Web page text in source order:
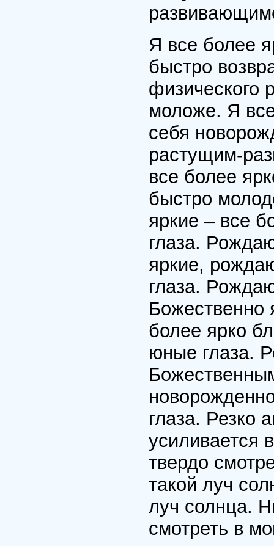
Я все более
быстро
физического
моложе. Я
себя
растущим-
все более
быстро
яркие – все
глаза.
яркие,
глаза.
Божественно
более ярко
юные глаза.
глаза. Резко
усиливается
твердо
такой луч
луч солнца.
смотреть в